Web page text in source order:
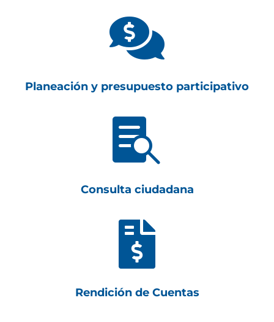

Planeación y presupuesto participativo

Consulta ciudadana

Rendición de Cuentas